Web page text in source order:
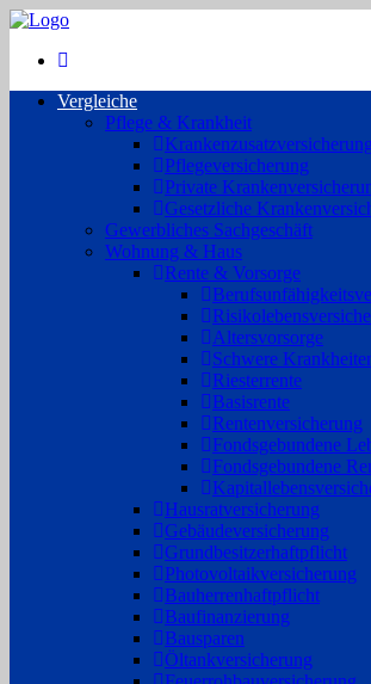
Vergleiche
Pflege & Krankheit
Krankenzusatzversicherung
Pflegeversicherung
Private
Gesetzliche
Gewerbliches Sachgeschäft
Wohnung & Haus
Rente & Vorsorge
Altersvorsorge
Schwere
Riesterrente
Basisrente
Rentenversicherung
Fondsgebundene
Fondsgebundene
Hausratversicherung
Gebäudeversicherung
Grundbesitzerhaftpflicht
Photovoltaikversicherung
Bauherrenhaftpflicht
Baufinanzierung
Bausparen
Öltankversicherung